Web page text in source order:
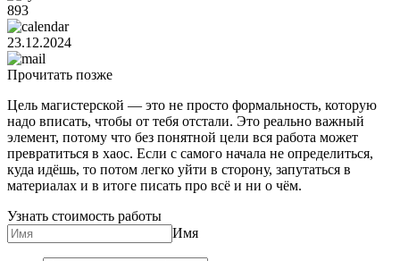
893
23.12.2024
Прочитать позже
Цель магистерской — это не просто формальность, которую
надо вписать, чтобы от тебя отстали. Это реально важный
элемент, потому что без понятной цели вся работа может
превратиться в хаос. Если с самого начала не определиться,
куда идёшь, то потом легко уйти в сторону, запутаться в
материалах и в итоге писать про всё и ни о чём.
Узнать стоимость работы
Имя